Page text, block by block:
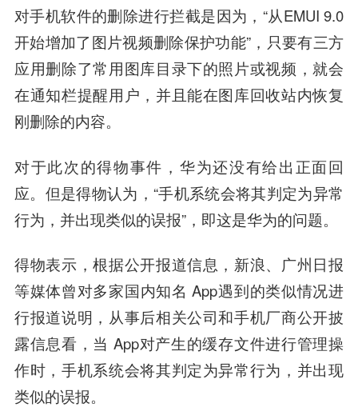
对手机软件的删除进行拦截是因为，“从EMUI 9.0
开始增加了图片视频删除保护功能”，只要有三方
应用删除了常用图库目录下的照片或视频，就会
在通知栏提醒用户，并且能在图库回收站内恢复
刚删除的内容。
对于此次的得物事件，华为还没有给出正面回
应。但是得物认为，“手机系统会将其判定为异常
行为，并出现类似的误报”，即这是华为的问题。
得物表示，根据公开报道信息，新浪、广州日报
等媒体曾对多家国内知名 App遇到的类似情况进
行报道说明，从事后相关公司和手机厂商公开披
露信息看，当 App对产生的缓存文件进行管理操
作时，手机系统会将其判定为异常行为，并出现
类似的误报。